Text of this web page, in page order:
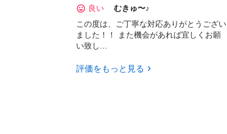
良い
むきゅ〜♪
この度は、ご丁寧な対応ありがとうござい
ました！！ また機会があれば宜しくお願
い致し...
評価をもっと見る